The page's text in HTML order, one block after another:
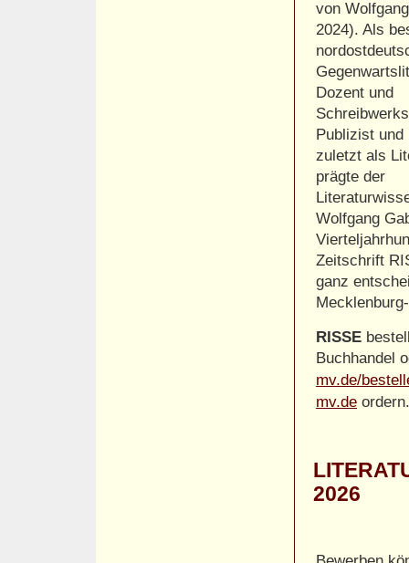
von
2024). Als
Dozent und
Publizist
zuletzt als
prägte der
Wolfgang
Zeitschrift
ganz
RISSE
Buchhandel
mv.de/
mv.de ordern.
2026